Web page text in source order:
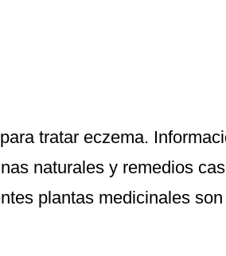
tratar eczema.
naturales y remedios
plantas medicinales